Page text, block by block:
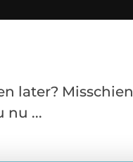
later?
nu ...